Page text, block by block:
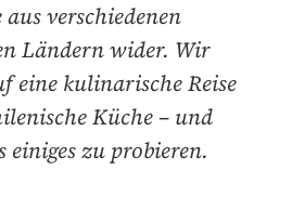
verschiedenen
Ländern wider. Wir
eine kulinarische Reise
Küche – und
einiges zu probieren.